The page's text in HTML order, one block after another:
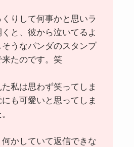
りして何事かと思いラ
と、彼から泣いてるよ
そうなパンダのスタンプ
来たのです。笑
私は思わず笑ってしま
も可愛いと思ってしま
かしていて返信できな